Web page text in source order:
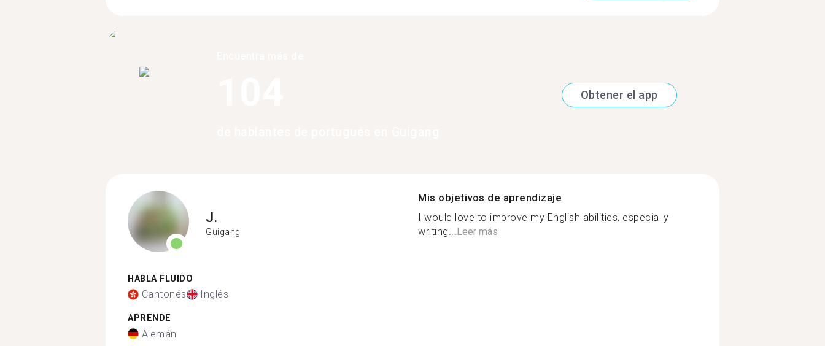
Obtener el app
J.
Guigang
HABLA FLUIDO
Cantonés Inglés
APRENDE
Alemán
Mis objetivos de aprendizaje
I would love to improve my English abilities, especially
writing... Leer más